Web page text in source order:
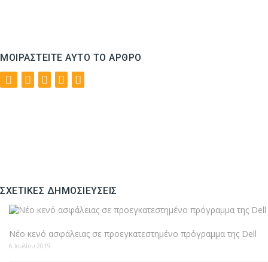
ΜΟΙΡΑΣΤΕΊΤΕ ΑΥΤΌ ΤΟ ΆΡΘΡΟ
ΣΧΕΤΙΚΈΣ ΔΗΜΟΣΙΕΎΣΕΙΣ
Νέο κενό ασφάλειας σε προεγκατεστημένο πρόγραμμα της Dell
6 Ιουλίου 2019